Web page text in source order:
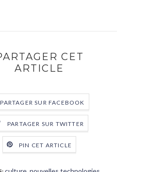
CET
ARTICLE
PARTAGER SUR FACEBOOK
PARTAGER SUR TWITTER
PIN CET ARTICLE